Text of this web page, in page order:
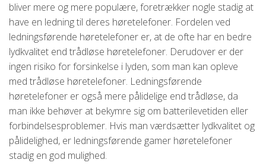
bliver mere og mere populære, foretrækker nogle stadig at
have en ledning til deres høretelefoner. Fordelen ved
ledningsførende høretelefoner er, at de ofte har en bedre
lydkvalitet end trådløse høretelefoner. Derudover er der
ingen risiko for forsinkelse i lyden, som man kan opleve
med trådløse høretelefoner. Ledningsførende
høretelefoner er også mere pålidelige end trådløse, da
man ikke behøver at bekymre sig om batterilevetiden eller
forbindelsesproblemer. Hvis man værdsætter lydkvalitet og
pålidelighed, er ledningsførende gamer høretelefoner
stadig en god mulighed.